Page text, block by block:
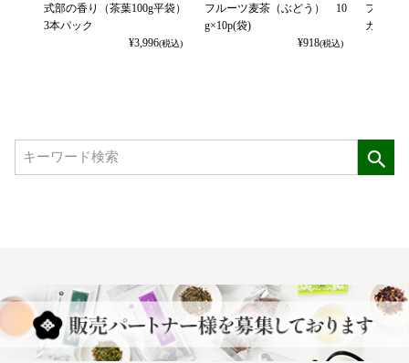
式部の香り（茶葉100g平袋）
3本パック
¥3,996(税込)
フルーツ麦茶（ぶどう） 10
g×10p(袋)
¥918(税込)
フルー
カット